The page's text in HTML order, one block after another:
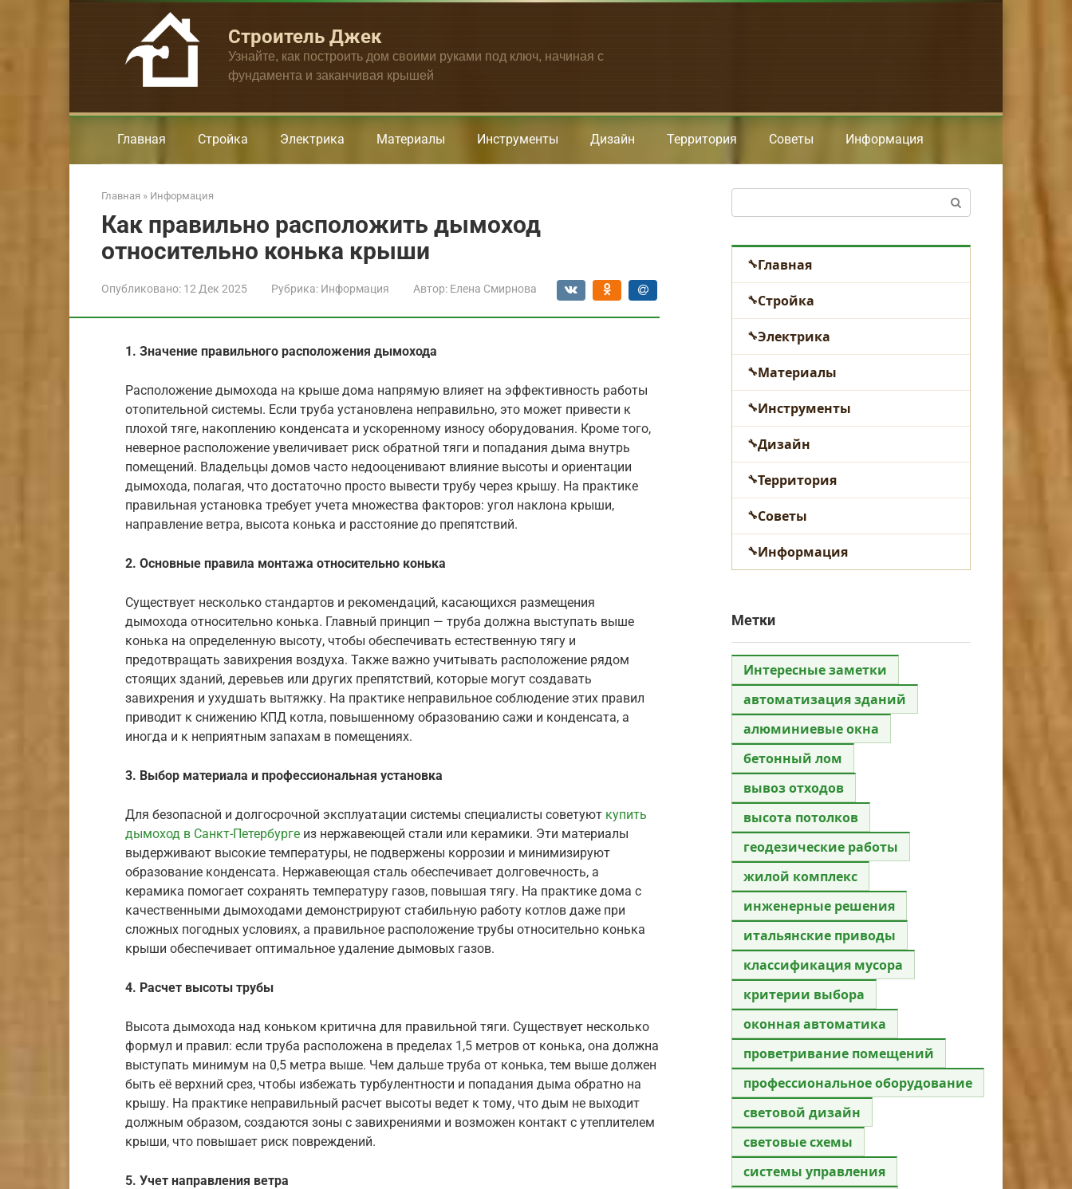
Строитель Джек
Узнайте, как построить дом своими руками под ключ, начиная с
фундамента и заканчивая крышей
Главная Стройка Электрика Материалы Инструменты Дизайн Территория Советы Информация
Главная » Информация
Как правильно расположить дымоход
относительно конька крыши
Опубликовано: 12 Дек 2025 Рубрика: Информация Автор: Елена Смирнова
1. Значение правильного расположения дымохода
Расположение дымохода на крыше дома напрямую влияет на эффективность работы
отопительной системы. Если труба установлена неправильно, это может привести к
плохой тяге, накоплению конденсата и ускоренному износу оборудования. Кроме того,
неверное расположение увеличивает риск обратной тяги и попадания дыма внутрь
помещений. Владельцы домов часто недооценивают влияние высоты и ориентации
дымохода, полагая, что достаточно просто вывести трубу через крышу. На практике
правильная установка требует учета множества факторов: угол наклона крыши,
направление ветра, высота конька и расстояние до препятствий.
2. Основные правила монтажа относительно конька
Существует несколько стандартов и рекомендаций, касающихся размещения
дымохода относительно конька. Главный принцип — труба должна выступать выше
конька на определенную высоту, чтобы обеспечивать естественную тягу и
предотвращать завихрения воздуха. Также важно учитывать расположение рядом
стоящих зданий, деревьев или других препятствий, которые могут создавать
завихрения и ухудшать вытяжку. На практике неправильное соблюдение этих правил
приводит к снижению КПД котла, повышенному образованию сажи и конденсата, а
иногда и к неприятным запахам в помещениях.
3. Выбор материала и профессиональная установка
Для безопасной и долгосрочной эксплуатации системы специалисты советуют купить
дымоход в Санкт-Петербурге из нержавеющей стали или керамики. Эти материалы
выдерживают высокие температуры, не подвержены коррозии и минимизируют
образование конденсата. Нержавеющая сталь обеспечивает долговечность, а
керамика помогает сохранять температуру газов, повышая тягу. На практике дома с
качественными дымоходами демонстрируют стабильную работу котлов даже при
сложных погодных условиях, а правильное расположение трубы относительно конька
крыши обеспечивает оптимальное удаление дымовых газов.
4. Расчет высоты трубы
Высота дымохода над коньком критична для правильной тяги. Существует несколько
формул и правил: если труба расположена в пределах 1,5 метров от конька, она должна
выступать минимум на 0,5 метра выше. Чем дальше труба от конька, тем выше должен
быть её верхний срез, чтобы избежать турбулентности и попадания дыма обратно на
крышу. На практике неправильный расчет высоты ведет к тому, что дым не выходит
должным образом, создаются зоны с завихрениями и возможен контакт с утеплителем
крыши, что повышает риск повреждений.
5. Учет направления ветра
Главная
Стройка
Электрика
Материалы
Инструменты
Дизайн
Территория
Советы
Информация
Метки
Интересные заметки
автоматизация зданий
алюминиевые окна
бетонный лом
вывоз отходов
высота потолков
геодезические работы
жилой комплекс
инженерные решения
итальянские приводы
классификация мусора
критерии выбора
оконная автоматика
проветривание помещений
профессиональное оборудование
световой дизайн
световые схемы
системы управления